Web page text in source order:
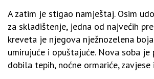
A zatim je stigao namještaj. Osim
za skladištenje, jedna od najvećih
kreveta je njegova nježnozelena
umirujuće i opuštajuće. Nova soba
dobila tepih, noćne ormariće, zavjese